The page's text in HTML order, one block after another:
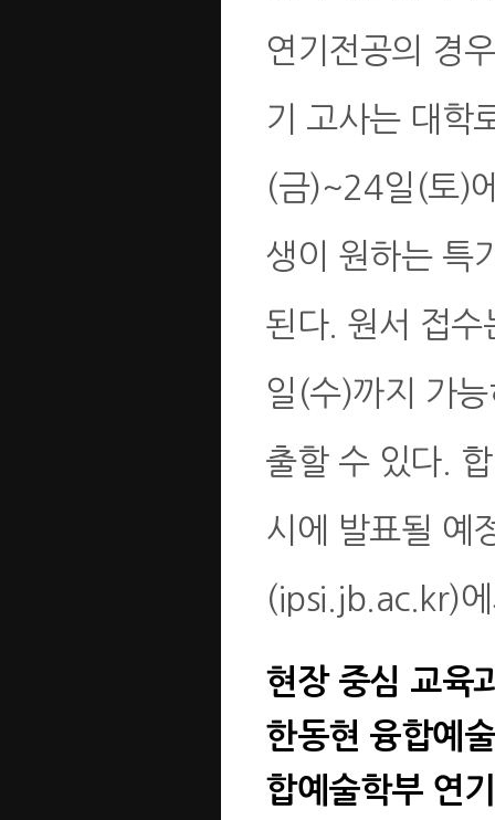
연기전공의 경
기 고사는 대학
(금)~24일(토)
생이 원하는 특
된다. 원서 접
일(수)까지 가
출할 수 있다.
시에 발표될 예
(ipsi.jb.ac.kr)
현장 중심 교육
한동현 융합예
합예술학부 연